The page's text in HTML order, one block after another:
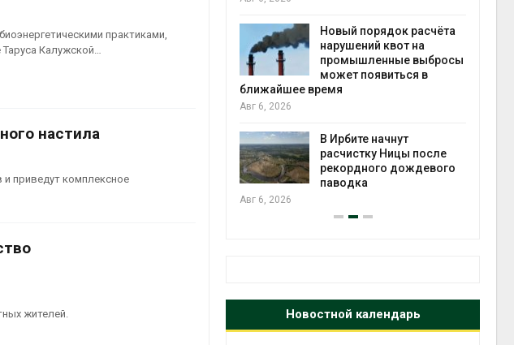
практиками,
Калужской…
настила
приведут комплексное
жителей.
Приложение «Экопульс»
для контроля мусорных
больше лесной
6, 2026
Новый порядок расчёта
нарушений квот на
промышленные выбросы
может появиться в
ближайшее время
Авг 6, 2026
В Ирбите начнут
расчистку Ницы после
рекордного дождевого
паводка
Авг 6, 2026
Новостной календарь